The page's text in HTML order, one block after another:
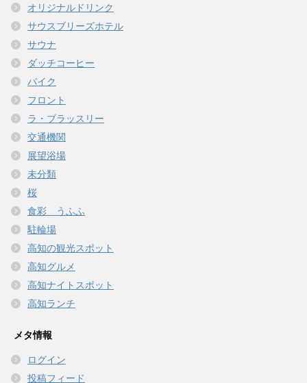
オリジナルドリンク
サウスブリーズホテル
サウナ
ダッチコーヒー
バイク
フロント
ラ・ブラッスリー
交通機関
展望浴場
未分類
桜
食彩 うふふ
駐輪場
高知の観光スポット
高知グルメ
高知ナイトスポット
高知ランチ
メタ情報
ログイン
投稿フィード